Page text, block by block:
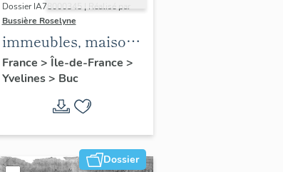
Dossier IA78000345 | Réalisé par
Bussière Roselyne
immeubles, maisons,
fermes
France > Île-de-France >
Yvelines> Buc
Dossier